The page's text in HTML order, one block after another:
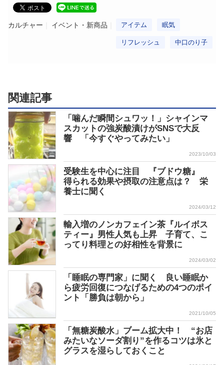
カルチャー イベント・新商品 アイテム 眠気
リフレッシュ 中口のり子
関連記事
「噛んだ瞬間シュワッ！」シャインマ
スカットの強炭酸漬けがSNSで大反
響 「今すぐやってみたい」
2023/10/03
受験生を中心に注目 『ブドウ糖』
得られる効果や摂取の注意点は？ 栄
養士に聞く
2024/03/12
輸入増のノンカフェイン茶『ルイボス
ティー』男性人気も上昇 子育て、こ
ってり料理との好相性を背景に
2024/03/02
「睡眠の専門家」に聞く 良い睡眠か
ら疲労回復につなげるための4つのポイ
ント「勝負は朝から」
2021/10/05
「無糖炭酸水」ブーム拡大中！ “お店
みたいなソーダ割り”を作るコツは氷と
グラスを湿らしておくこと